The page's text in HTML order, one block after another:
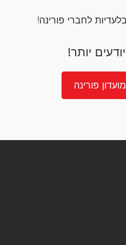
לחברי פורינה!
יותר!
פורינה